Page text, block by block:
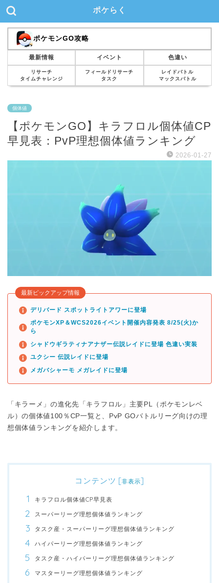
ポケらく
ポケモンGO攻略
最新情報 イベント 色違い
リサーチ
タイムチャレンジ
フィールドリサーチ
タスク
レイドバトル
マックスバトル
個体値
【ポケモンGO】キラフロル個体値CP
早見表：PvP理想個体値ランキング
2026-01-27
最新ピックアップ情報
デリバード スポットライトアワーに登場
ポケモンXP＆WCS2026イベント開催内容発表 8/25(火)か
ら
シャドウギラティナアナザー伝説レイドに登場 色違い実装
ユクシー 伝説レイドに登場
メガバシャーモ メガレイドに登場
「キラーメ」の進化先「キラフロル」主要PL（ポケモンレベ
ル）の個体値100％CP一覧と、PvP GOバトルリーグ向けの理
想個体値ランキングを紹介します。
コンテンツ [非表示]
キラフロル個体値CP早見表
スーパーリーグ理想個体値ランキング
タスク産・スーパーリーグ理想個体値ランキング
ハイパーリーグ理想個体値ランキング
タスク産・ハイパーリーグ理想個体値ランキング
マスターリーグ理想個体値ランキング